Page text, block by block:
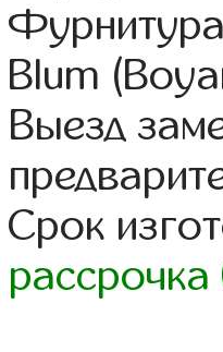
Blum
Выезд
Срок